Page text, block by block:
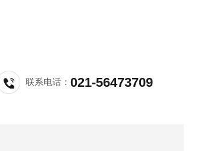
联系电话：021-56473709